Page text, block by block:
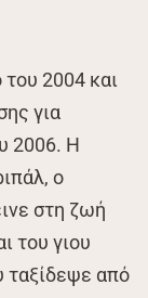
2004 και
για
2006. H
ο
στη ζωή
του γιου
ταξίδεψε από